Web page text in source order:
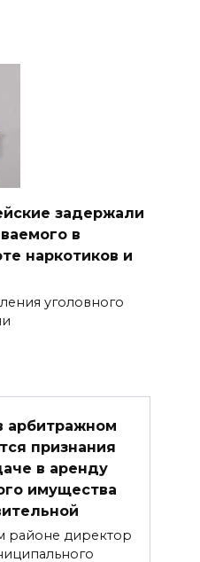
задержали
в
наркотиков и
уголовного
арбитражном
признания
в аренду
имущества
районе директор